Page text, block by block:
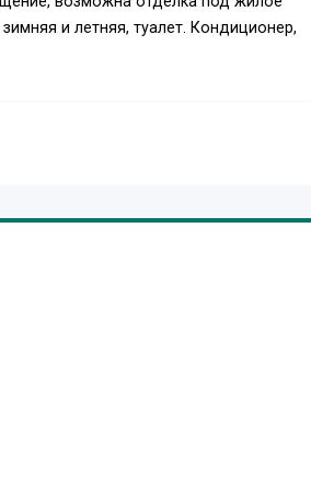
и летняя, туалет. Кондиционер,
2 скважины, колодец,
коптильня, 2 вагончика